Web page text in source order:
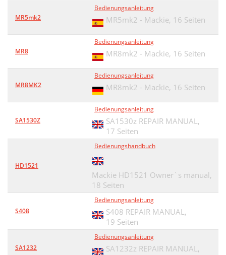
MR5mk2
Bedienungsanleitung
MR5mk2 - Mackie, 16 Seiten
MR8
Bedienungsanleitung
MR8mk2 - Mackie, 16 Seiten
MR8MK2
Bedienungsanleitung
MR8mk2 - Mackie, 16 Seiten
SA1530Z
Bedienungsanleitung
SA1530z REPAIR MANUAL,
17 Seiten
HD1521
Bedienungshandbuch
Mackie HD1521 Owner`s manual,
18 Seiten
S408
Bedienungsanleitung
S408 REPAIR MANUAL,
19 Seiten
SA1232
Bedienungsanleitung
SA1232z REPAIR MANUAL,